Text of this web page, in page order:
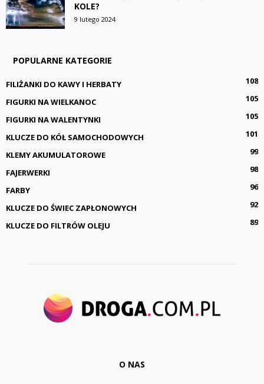
KOLE?
9 lutego 2024
POPULARNE KATEGORIE
FILIŻANKI DO KAWY I HERBATY
108
FIGURKI NA WIELKANOC
105
FIGURKI NA WALENTYNKI
105
KLUCZE DO KÓŁ SAMOCHODOWYCH
101
KLEMY AKUMULATOROWE
99
FAJERWERKI
98
FARBY
96
KLUCZE DO ŚWIEC ZAPŁONOWYCH
92
KLUCZE DO FILTRÓW OLEJU
89
O NAS